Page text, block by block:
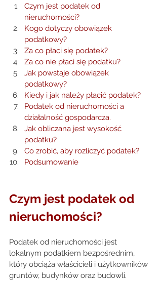
Czym jest podatek od
nieruchomości?
Kogo dotyczy obowiązek
podatkowy?
Za co płaci się podatek?
Za co nie płaci się podatku?
Jak powstaje obowiązek
podatkowy?
Kiedy i jak należy płacić podatek?
Podatek od nieruchomości a
działalność gospodarcza.
Jak obliczana jest wysokość
podatku?
Co zrobić, aby rozliczyć podatek?
Podsumowanie
Czym jest podatek od
nieruchomości?
Podatek od nieruchomości jest
lokalnym podatkiem bezpośrednim,
który obciąża właścicieli i użytkowników
gruntów, budynków oraz budowli.